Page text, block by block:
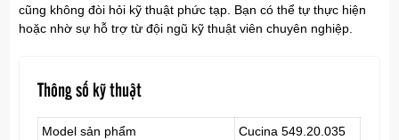
cũng không đòi hỏi kỹ thuật phức tạp. Bạn có thể tự thực hiện
hoặc nhờ sự hỗ trợ từ đội ngũ kỹ thuật viên chuyên nghiệp.
Thông số kỹ thuật
Model sản phẩm
Cucina 549.20.035